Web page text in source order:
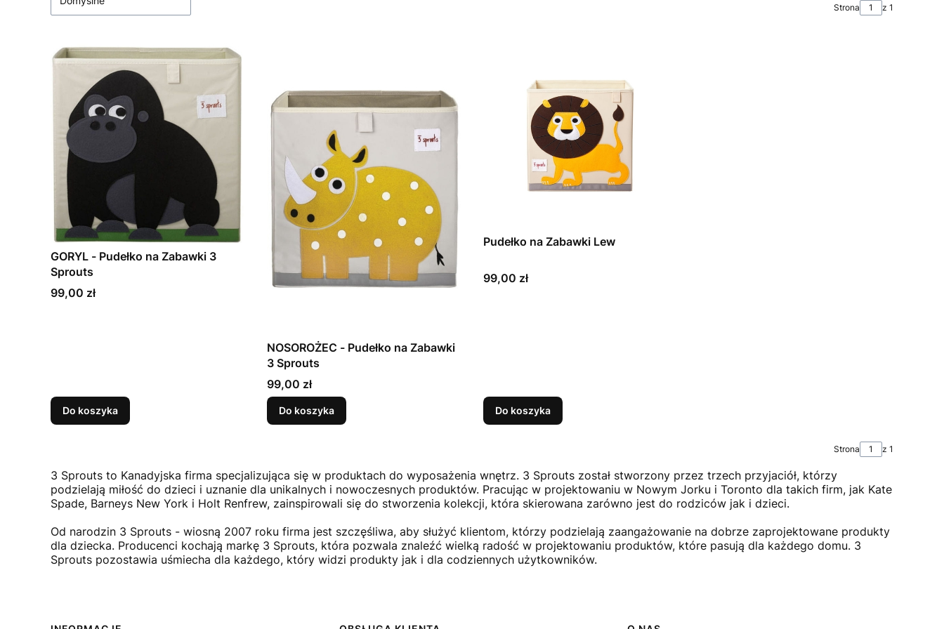
Strona z 1
GORYL - Pudełko na Zabawki 3
Sprouts
Cena
99,00 zł
Do koszyka
NOSOROŻEC - Pudełko na Zabawki
3 Sprouts
Cena
99,00 zł
Do koszyka
Pudełko na Zabawki Lew
Cena
99,00 zł
Do koszyka
Strona z 1
3 Sprouts to Kanadyjska firma specjalizująca się w produktach do wyposażenia wnętrz. 3 Sprouts został stworzony przez trzech przyjaciół, którzy
podzielają miłość do dzieci i uznanie dla unikalnych i nowoczesnych produktów. Pracując w projektowaniu w Nowym Jorku i Toronto dla takich firm, jak Kate
Spade, Barneys New York i Holt Renfrew, zainspirowali się do stworzenia kolekcji, która skierowana zarówno jest do rodziców jak i dzieci.
Od narodzin 3 Sprouts - wiosną 2007 roku firma jest szczęśliwa, aby służyć klientom, którzy podzielają zaangażowanie na dobrze zaprojektowane produkty
dla dziecka. Producenci kochają markę 3 Sprouts, która pozwala znaleźć wielką radość w projektowaniu produktów, które pasują dla każdego domu. 3
Sprouts pozostawia uśmiecha dla każdego, który widzi produkty jak i dla codziennych użytkowników.